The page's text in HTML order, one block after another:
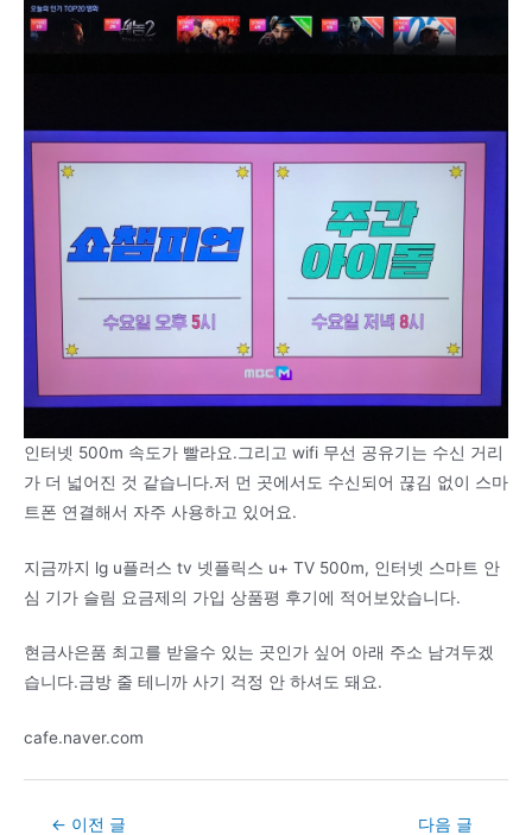
인터넷 500m 속도가 빨라요.그리고 wifi 무선 공유기는 수신 거리
가 더 넓어진 것 같습니다.저 먼 곳에서도 수신되어 끊김 없이 스마
트폰 연결해서 자주 사용하고 있어요.
지금까지 lg u플러스 tv 넷플릭스 u+ TV 500m, 인터넷 스마트 안
심 기가 슬림 요금제의 가입 상품평 후기에 적어보았습니다.
현금사은품 최고를 받을수 있는 곳인가 싶어 아래 주소 남겨두겠
습니다.금방 줄 테니까 사기 걱정 안 하셔도 돼요.
cafe.naver.com
Post← 이전 글
다음 글